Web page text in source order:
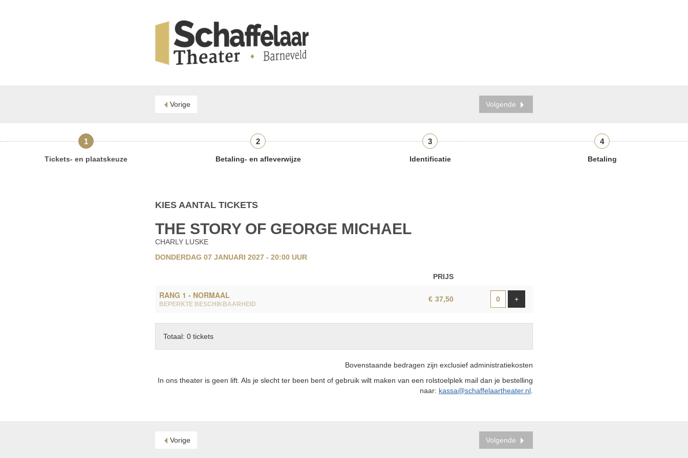
Vorige Volgende
1
Tickets- en plaatskeuze
2
Betaling- en afleverwijze
3
Identificatie
4
Betaling
KIES AANTAL TICKETS
THE STORY OF GEORGE MICHAEL
CHARLY LUSKE
DONDERDAG 07 JANUARI 2027 - 20:00 UUR
PRIJS
TICKETS
RANG 1 - NORMAAL
BEPERKTE BESCHIKBAARHEID
€ 37,50 +Voeg ticket toe
Totaal: 0 tickets
Bovenstaande bedragen zijn exclusief administratiekosten
In ons theater is geen lift. Als je slecht ter been bent of gebruik wilt maken van een rolstoelplek mail dan je bestelling
naar: kassa@schaffelaartheater.nl
Vorige Volgende